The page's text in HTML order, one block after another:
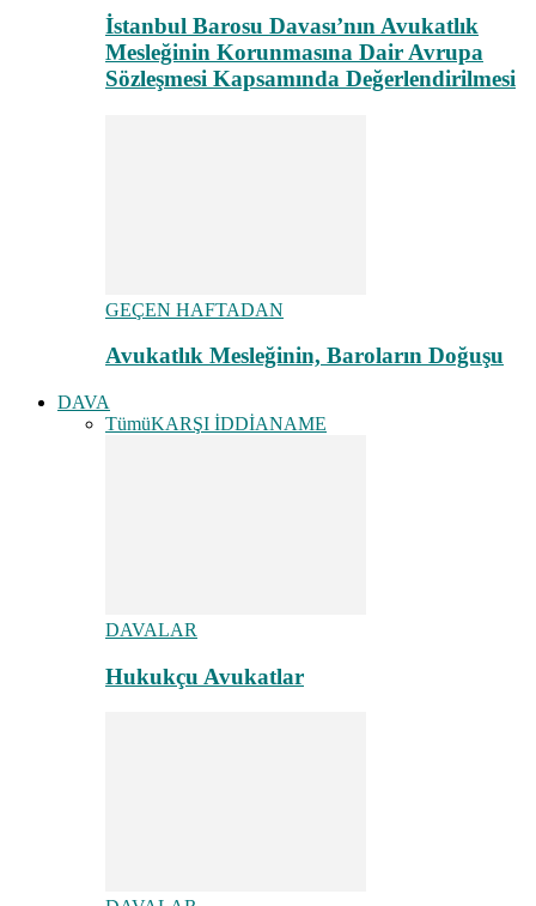
İstanbul Barosu Davası’nın Avukatlık
Mesleğinin Korunmasına Dair Avrupa
Sözleşmesi Kapsamında Değerlendirilmesi
GEÇEN HAFTADAN
Avukatlık Mesleğinin, Baroların Doğuşu
DAVA
TümüKARŞI İDDİANAME
DAVALAR
Hukukçu Avukatlar